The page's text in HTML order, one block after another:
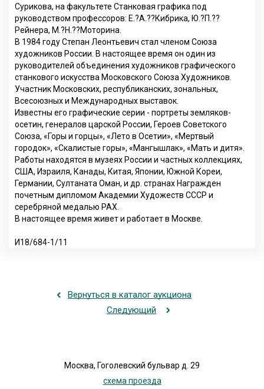
Сурикова, на факультете Станковая графика под
руководством профессоров: Е.?А.??Кибрика, Ю.?П.??
Рейнера, М.?Н.??Моторина.
В 1984 году Степан Леонтьевич стал членом Союза
художников России. В настоящее время он один из
руководителей объединения художников графического
станкового искусства Московского Союза Художников.
Участник Московских, республиканских, зональных,
Всесоюзных и Международных выставок.
Известны его графические серии - портреты земляков-
осетин, генералов царской России, Героев Советского
Союза, «Горы и горцы», «Лето в Осетии», «Мертвый
городок», «Скалистые горы», «Мангышлак», «Мать и дитя».
Работы находятся в музеях России и частных коллекциях,
США, Израиля, Канады, Китая, Японии, Южной Кореи,
Германии, Султаната Оман, и др. странах Награжден
почетным дипломом Академии Художеств СССР и
серебряной медалью РАХ.
В настоящее время живет и работает в Москве.
И18/684-1/11
Вернуться в каталог аукциона
Следующий
Москва, Гоголевский бульвар д. 29
схема проезда